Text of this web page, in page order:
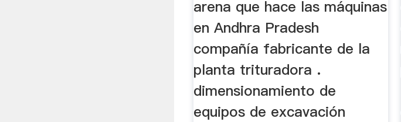
arena que hace las máquinas
en Andhra Pradesh
compañía fabricante de la
planta trituradora .
dimensionamiento de
equipos de excavación